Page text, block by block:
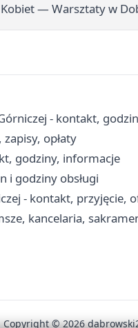
— Warsztaty w
- kontakt,
opłaty
godziny, informacje
i godziny obsługi
- kontakt, przyjęcie,
kancelaria,
Copyright © 2026